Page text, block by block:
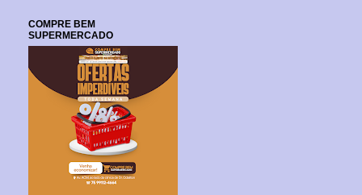
COMPRE BEM
SUPERMERCADO